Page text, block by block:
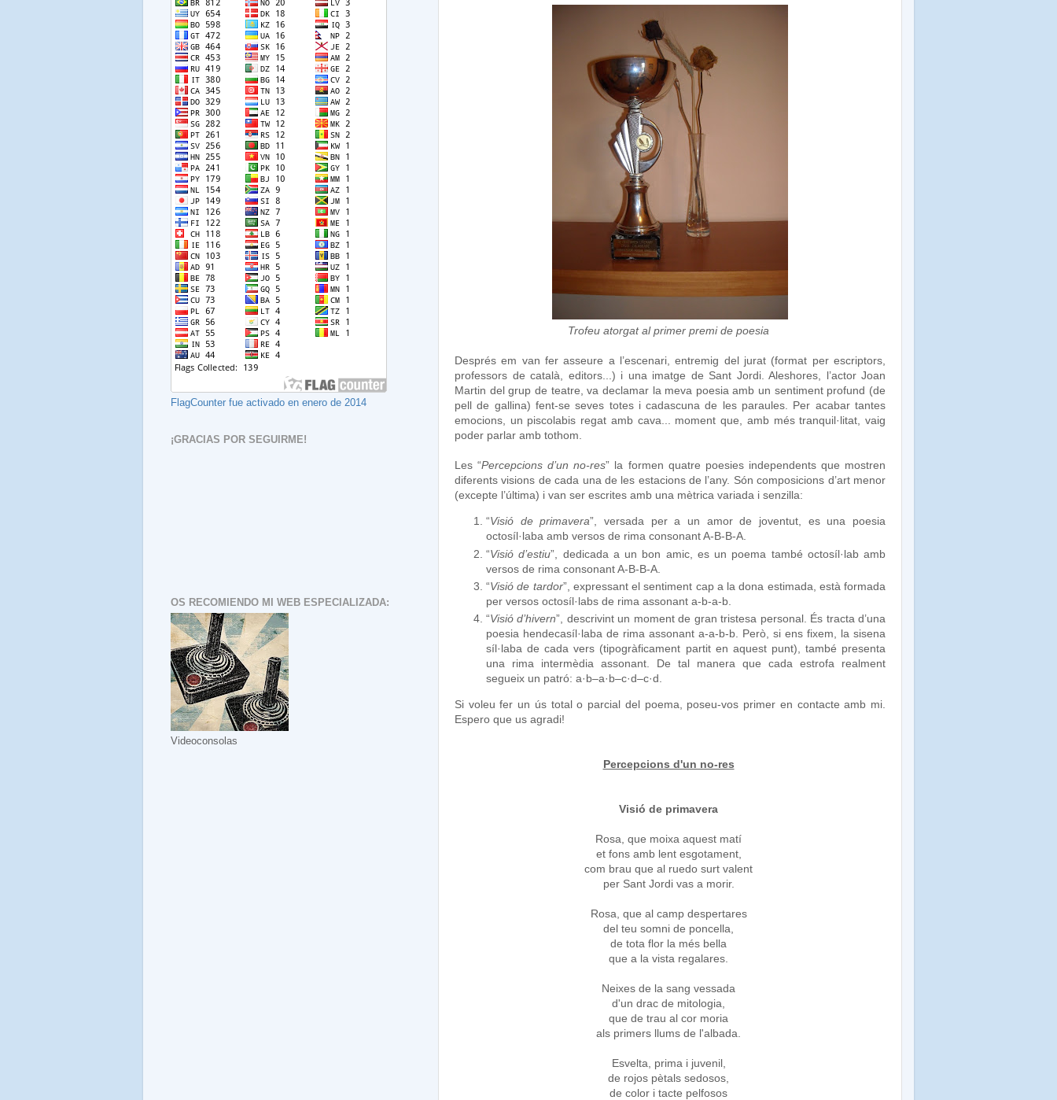
Trofeu atorgat al primer premi de poesia
Després em van fer asseure a l’escenari, entremig del jurat (format per escriptors,
professors de català, editors...) i una imatge de Sant Jordi. Aleshores, l’actor Joan
Martin del grup de teatre, va declamar la meva poesia amb un sentiment profund (de
pell de gallina) fent-se seves totes i cadascuna de les paraules. Per acabar tantes
emocions, un piscolabis regat amb cava... moment que, amb més tranquil·litat, vaig
poder parlar amb tothom.
Les “Percepcions d’un no-res” la formen quatre poesies independents que mostren
diferents visions de cada una de les estacions de l’any. Són composicions d’art menor
(excepte l’última) i van ser escrites amb una mètrica variada i senzilla:
“Visió de primavera”, versada per a un amor de joventut, es una poesia
octosíl·laba amb versos de rima consonant A-B-B-A.
“Visió d’estiu”, dedicada a un bon amic, es un poema també octosíl·lab amb
versos de rima consonant A-B-B-A.
“Visió de tardor”, expressant el sentiment cap a la dona estimada, està formada
per versos octosíl·labs de rima assonant a-b-a-b.
“Visió d’hivern”, descrivint un moment de gran tristesa personal. És tracta d’una
poesia hendecasíl·laba de rima assonant a-a-b-b. Però, si ens fixem, la sisena
síl·laba de cada vers (tipogràficament partit en aquest punt), també presenta
una rima intermèdia assonant. De tal manera que cada estrofa realment
segueix un patró: a·b–a·b–c·d–c·d.
Si voleu fer un ús total o parcial del poema, poseu-vos primer en contacte amb mi.
Espero que us agradi!
Percepcions d'un no-res
Visió de primavera
Rosa, que moixa aquest matí
et fons amb lent esgotament,
com brau que al ruedo surt valent
per Sant Jordi vas a morir.
Rosa, que al camp despertares
del teu somni de poncella,
de tota flor la més bella
que a la vista regalares.
Neixes de la sang vessada
d'un drac de mitologia,
que de trau al cor moria
als primers llums de l'albada.
Esvelta, prima i juvenil,
de rojos pètals sedosos,
de color i tacte pelfosos
FlagCounter fue activado en enero de 2014
¡GRACIAS POR SEGUIRME!
OS RECOMIENDO MI WEB ESPECIALIZADA:
Videoconsolas